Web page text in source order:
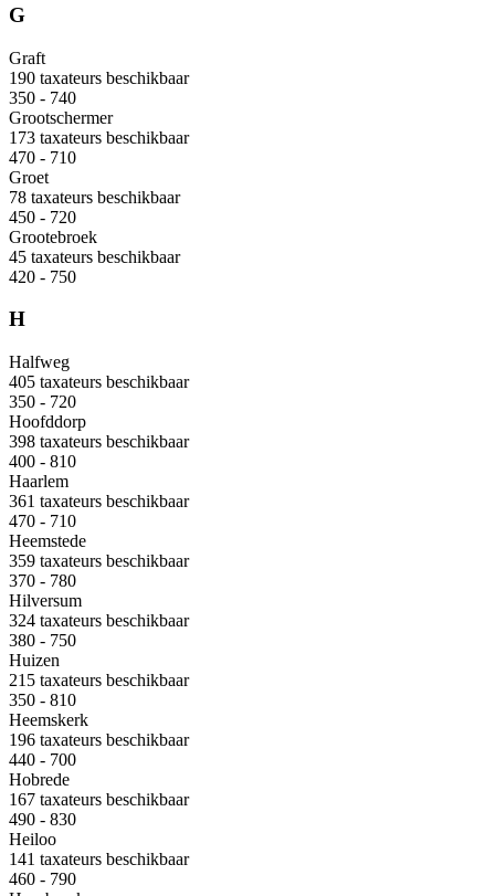
G
Graft
190 taxateurs beschikbaar
350 - 740
Grootschermer
173 taxateurs beschikbaar
470 - 710
Groet
78 taxateurs beschikbaar
450 - 720
Grootebroek
45 taxateurs beschikbaar
420 - 750
H
Halfweg
405 taxateurs beschikbaar
350 - 720
Hoofddorp
398 taxateurs beschikbaar
400 - 810
Haarlem
361 taxateurs beschikbaar
470 - 710
Heemstede
359 taxateurs beschikbaar
370 - 780
Hilversum
324 taxateurs beschikbaar
380 - 750
Huizen
215 taxateurs beschikbaar
350 - 810
Heemskerk
196 taxateurs beschikbaar
440 - 700
Hobrede
167 taxateurs beschikbaar
490 - 830
Heiloo
141 taxateurs beschikbaar
460 - 790